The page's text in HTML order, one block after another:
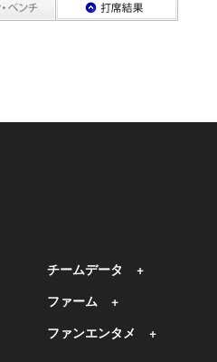
チームデータ
ファーム
ファンエンタメ